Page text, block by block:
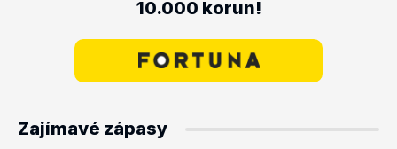
10.000 korun!
Zajímavé zápasy